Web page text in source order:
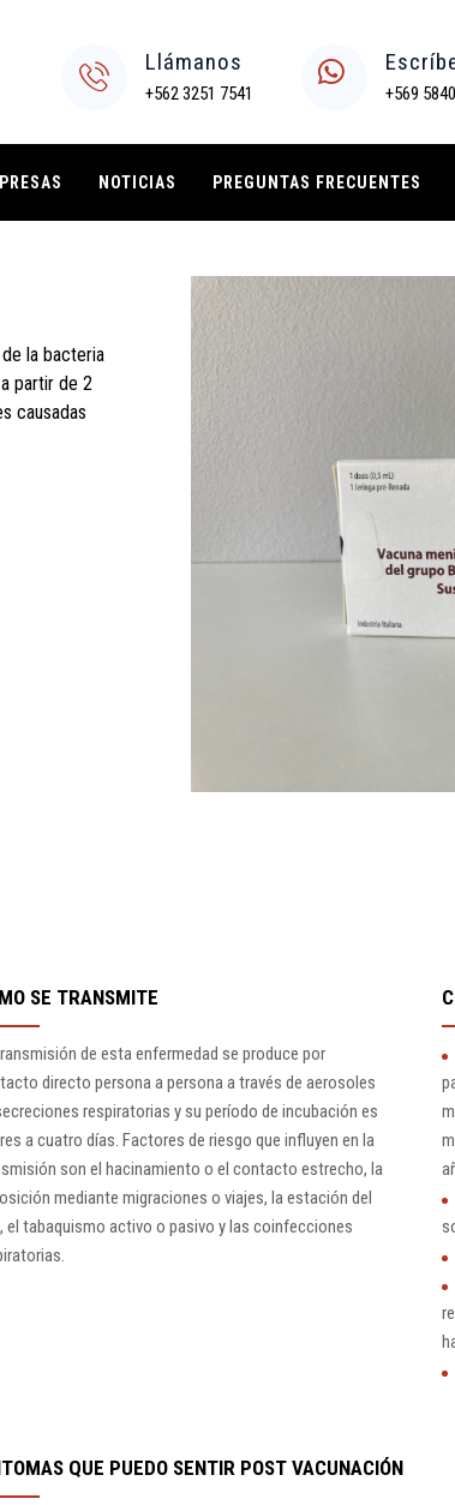
Llámanos
+562 3251 7541 +569
NOTICIAS PREGUNTAS FRECUENTES
la bacteria
partir de 2
causadas
SE TRANSMITE
de esta enfermedad se produce por
directo persona a persona a través de aerosoles
respiratorias y su período de incubación es
a cuatro días. Factores de riesgo que influyen en la
son el hacinamiento o el contacto estrecho, la
mediante migraciones o viajes, la estación del
el tabaquismo activo o pasivo y las coinfecciones
QUE PUEDO SENTIR POST VACUNACIÓN